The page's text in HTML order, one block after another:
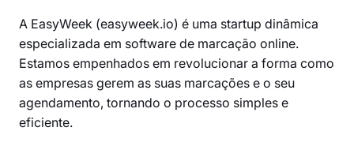
A EasyWeek (easyweek.io) é uma startup dinâmica
especializada em software de marcação online.
Estamos empenhados em revolucionar a forma como
as empresas gerem as suas marcações e o seu
agendamento, tornando o processo simples e
eficiente.